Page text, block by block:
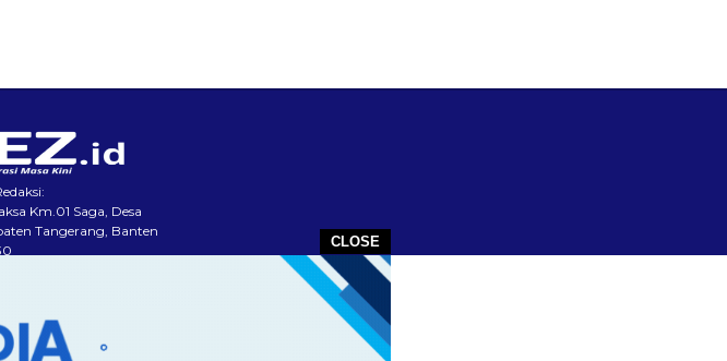
CLOSE
Km.01 Saga, Desa
Tangerang, Banten